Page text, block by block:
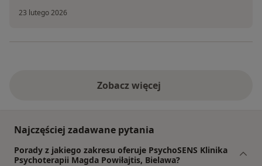
23 lutego 2026
Zobacz więcej
Najczęściej zadawane pytania
Porady z jakiego zakresu oferuje PsychoSENS Klinika
Psychoterapii Magda Powiłajtis, Bielawa?